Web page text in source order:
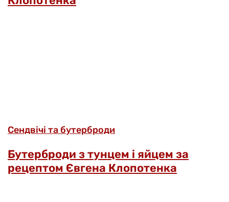
Сендвічі та бутерброди
Бутерброди з тунцем і яйцем за
рецептом Євгена Клопотенка